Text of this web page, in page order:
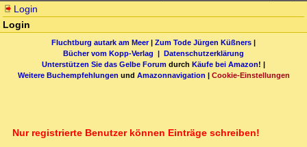
Login
Login
Fluchtburg autark am Meer| Zum Tode Jürgen Küßners |
Bücher vom Kopp-Verlag | Datenschutzerklärung
Unterstützen Sie das Gelbe Forum durch Käufe bei Amazon! |
Weitere Buchempfehlungen und Amazonnavigation | Cookie-Einstellungen
Nur registrierte Benutzer können Einträge schreiben!